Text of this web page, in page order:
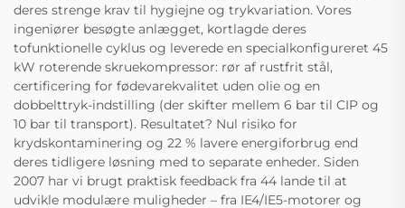
deres strenge krav til hygiejne og trykvariation. Vores
ingeniører besøgte anlægget, kortlagde deres
tofunktionelle cyklus og leverede en specialkonfigureret 45
kW roterende skruekompressor: rør af rustfrit stål,
certificering for fødevarekvalitet uden olie og en
dobbelttryk-indstilling (der skifter mellem 6 bar til CIP og
10 bar til transport). Resultatet? Nul risiko for
krydskontaminering og 22 % lavere energiforbrug end
deres tidligere løsning med to separate enheder. Siden
2007 har vi brugt praktisk feedback fra 44 lande til at
udvikle modulære muligheder – fra IE4/IE5-motorer og